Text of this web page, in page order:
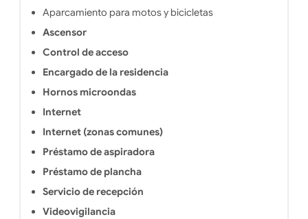
Aparcamiento para motos y bicicletas
Ascensor
Control de acceso
Encargado de la residencia
Hornos microondas
Internet
Internet (zonas comunes)
Préstamo de aspiradora
Préstamo de plancha
Servicio de recepción
Videovigilancia